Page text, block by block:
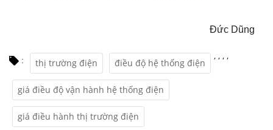
Đức Dũng
: thị trường điện
,
điều độ hệ thống điện
,
giá điều độ vận hành hệ thống điện
,
giá điều hành thị trường điện
,